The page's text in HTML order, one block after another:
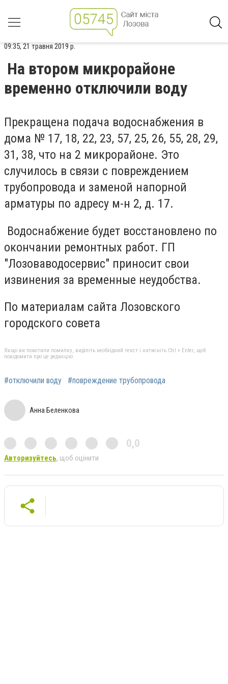
09:35, 21 травня 2019 р.
На втором микрорайоне
временно отключили воду
Прекращена подача водоснабжения в
дома № 17, 18, 22, 23, 57, 25, 26, 55, 28, 29,
31, 38, что на 2 микрорайоне. Это
случилось в связи с повреждением
трубопровода и заменой напорной
арматуры по адресу м-н 2, д. 17.
Водоснабжение будет восстановлено по
окончании ремонтных работ. ГП
"Лозоваводосервис" приносит свои
извинения за временные неудобства.
По материалам сайта Лозовского
городского совета
Якщо ви помітили помилку, виділіть необхідний текст і натисніть Ctrl + Enter, щоб
повідомити про це редакцію
#отключили воду #повреждение трубопровода
Анна Беленкова
0,0
Авторизуйтесь, щоб оцінити